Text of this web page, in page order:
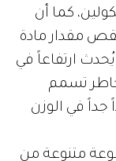
كما أن
نقص مقدار مادة
ارتفاعاً في
تسمم
جداً في الوزن
متنوعة من